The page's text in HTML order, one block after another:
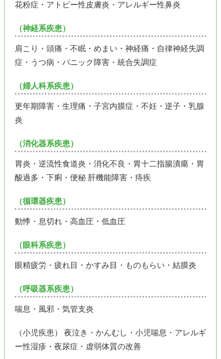
花粉症・アトピー性皮膚炎・アレルギー性鼻炎
（神経系疾患）
肩こり・頭痛・不眠・めまい・神経痛・自律神経失調
症・うつ病・パニック障害・統合失調症
（婦人科系疾患）
更年期障害・生理痛・子宮内膜症・不妊・逆子・乳腺
炎
（消化器系疾患）
胃炎・逆流性食道炎・消化不良・胃十二指腸潰瘍・胃
酸過多・下痢・便秘 肝機能障害・痔疾
（循環器疾患）
動悸・息切れ・高血圧・低血圧
（眼科系疾患）
眼精疲労・疲れ目・かすみ目・ものもらい・結膜炎
（呼吸器系疾患）
喘息・風邪・気管支炎
（小児疾患） 夜泣き・かんむし・小児喘息・アレルギ
ー性湿疹・夜尿症・虚弱体質の改善